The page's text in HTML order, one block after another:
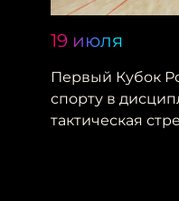
19 июля
Первый Кубок
спорту в
тактическая